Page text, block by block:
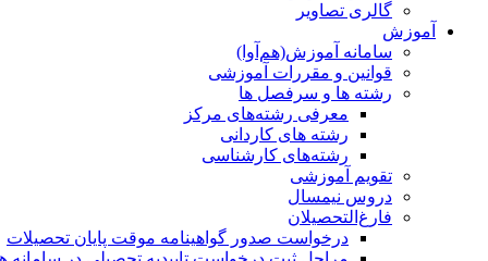
گالری تصاویر
آموزش
سامانه آموزش(هم‌آوا)
قوانین و مقررات آموزشی
رشته ها و سرفصل ها
معرفی رشته‌های مرکز
رشته های کاردانی
رشته‌های کارشناسی
تقویم آموزشی
دروس نیمسال
فارغ‌التحصیلان
درخواست صدور گواهینامه موقت پایان تحصیلات